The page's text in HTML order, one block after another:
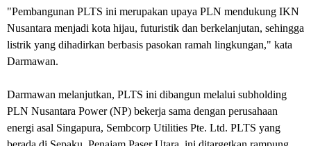
"Pembangunan PLTS ini merupakan upaya PLN mendukung IKN
Nusantara menjadi kota hijau, futuristik dan berkelanjutan, sehingga
listrik yang dihadirkan berbasis pasokan ramah lingkungan," kata
Darmawan.
Darmawan melanjutkan, PLTS ini dibangun melalui subholding
PLN Nusantara Power (NP) bekerja sama dengan perusahaan
energi asal Singapura, Sembcorp Utilities Pte. Ltd. PLTS yang